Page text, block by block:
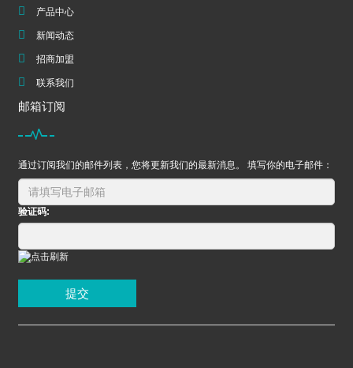
产品中心
新闻动态
招商加盟
联系我们
邮箱订阅
通过订阅我们的邮件列表，您将更新我们的最新消息。 填写你的电子邮件：
验证码:
提交